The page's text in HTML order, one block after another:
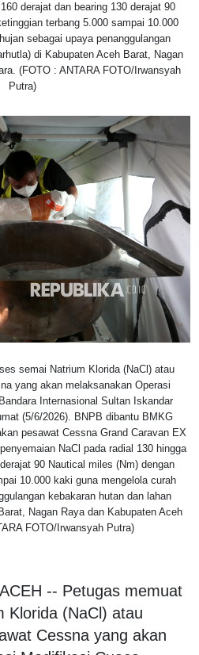
derajat dan bearing 130 derajat 90
terbang 5.000 sampai 10.000
sebagai upaya penanggulangan
di Kabupaten Aceh Barat, Nagan
(FOTO : ANTARA FOTO/Irwansyah
Putra)
semai Natrium Klorida (NaCl) atau
yang akan melaksanakan Operasi
Internasional Sultan Iskandar
(5/6/2026). BNPB dibantu BMKG
pesawat Cessna Grand Caravan EX
NaCl pada radial 130 hingga
90 Nautical miles (Nm) dengan
10.000 kaki guna mengelola curah
kebakaran hutan dan lahan
Nagan Raya dan Kabupaten Aceh
FOTO/Irwansyah Putra)
-- Petugas memuat
Klorida (NaCl) atau
Cessna yang akan